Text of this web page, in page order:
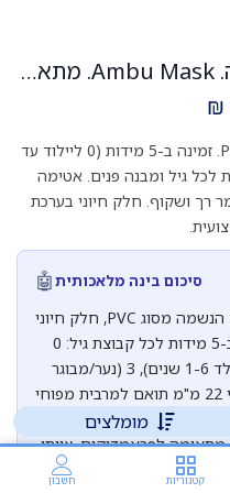
מומלצים
קטגוריות חשבון
מסיכת אמבו למפוח הנשמה. Ambu Mask. מתאימה לאמבו PVC. זמינה במידות 0, 1, 2, 3, 5. ס.מדיק יבוא
₪
מסיכת אמבו למפוח הנשמה מסוג PVC. זמינה ב-5 מידות (0 ליילוד עד
לכל גיל ומבנה פנים. אטימה
סטנדרטי 22 מ"מ, חומר רך ושקוף. חלק חיוני בערכת
סיכום בינה מלאכותית🤖
מסיכת אמבו (Ambu Mask) למפוח הנשמה מסוג PVC, חלק חיוני
בערכת החייאה מקצועית. זמינה ב-5 מידות לכל קבוצת גיל: 0
(יילוד/פג), 1 (תינוק עד שנה), 2 (ילד 1-6 שנים), 3 (נער/מבוגר
קטן), 5 (מבוגר גדול). חיבור סטנדרטי 22 מ"מ תואם למרבית מפוחי
מיטבית עם הפנים
לפראמדיקים, צוותי
נמרץ ופגיות.